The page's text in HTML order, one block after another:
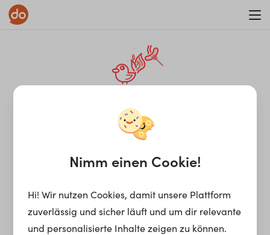
¡Ay, caramba! Seite nicht
gefunden.
Ups, die gewünschte Seite kann nicht gefunden werden.
Möchtest du nach einem bestimmten Begriff suchen?
Nimm einen Cookie!
Hi! Wir nutzen Cookies, damit unsere Plattform
zuverlässig und sicher läuft und um dir relevante
und personalisierte Inhalte zeigen zu können.